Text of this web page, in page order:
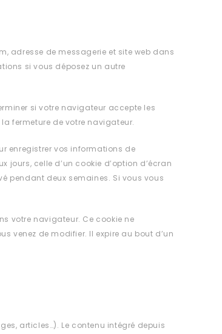
adresse de messagerie et site web dans
si vous déposez un autre
si votre navigateur accepte les
fermeture de votre navigateur.
enregistrer vos informations de
jours, celle d’un cookie d’option d’écran
pendant deux semaines. Si vous vous
votre navigateur. Ce cookie ne
venez de modifier. Il expire au bout d’un
articles…). Le contenu intégré depuis